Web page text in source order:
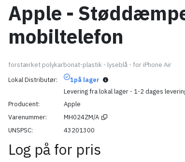
Apple -
mobiltelefon
forstærket polykarbonat-plastik - lyseblå - for iPhone Air
Lokal Distributør
1på lager
Levering fra lokal lager - 1-2 dages
Producent
Apple
Varenummer
MH024ZM/A
UNSPSC
43201300
Log på for pris